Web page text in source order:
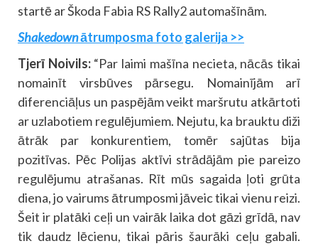
startē ar Škoda Fabia RS Rally2 automašīnām.
Shakedownātrumposma foto galerija >>
Tjerī Noivils:“Par laimi mašīna necieta, nācās tikai
nomainīt virsbūves pārsegu. Nomainījām arī
diferenciāļus un paspējām veikt maršrutu atkārtoti
ar uzlabotiem regulējumiem. Nejutu, ka brauktu diži
ātrāk par konkurentiem, tomēr sajūtas bija
pozitīvas. Pēc Polijas aktīvi strādājām pie pareizo
regulējumu atrašanas. Rīt mūs sagaida ļoti grūta
diena, jo vairums ātrumposmi jāveic tikai vienu reizi.
Šeit ir platāki ceļi un vairāk laika dot gāzi grīdā, nav
tik daudz lēcienu, tikai pāris šaurāki ceļu gabali.